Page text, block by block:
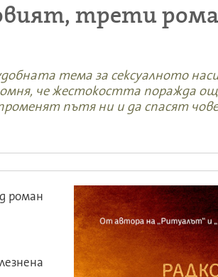
трети
тема за сексуалното
че жестокостта поражда
пътя ни и да спасят
роман